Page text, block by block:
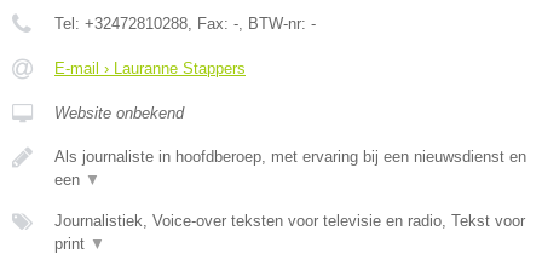
Tel: +32472810288 , Fax: - , BTW-nr: -
E-mail › Lauranne Stappers
Website onbekend
Als journaliste in hoofdberoep, met ervaring bij een nieuwsdienst en
een ▼
Journalistiek, Voice-over teksten voor televisie en radio, Tekst voor
print ▼